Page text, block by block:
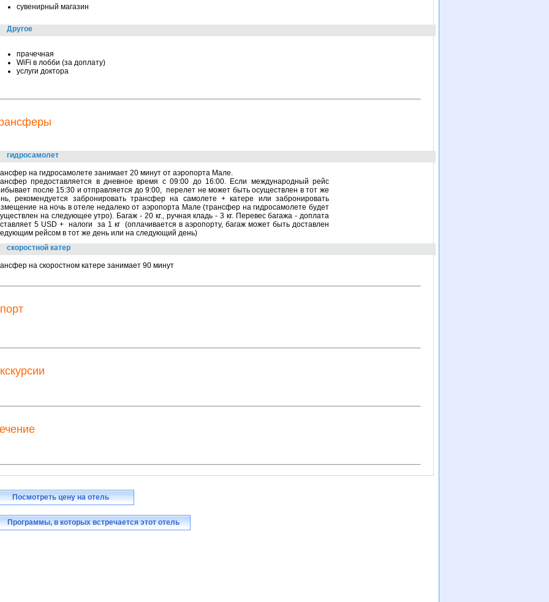
сувенирный магазин
Другое
прачечная
WiFi в лобби (за доплату)
услуги доктора
гидросамолет
на гидросамолете занимает 20 минут от аэропорта Мале.
предоставляется в дневное время с 09:00 до 16:00. Если международный рейс
после 15:30 и отправляется до 9:00, перелет не может быть осуществлен в тот же
рекомендуется забронировать трансфер на самолете + катере или забронировать
на ночь в отеле недалеко от аэропорта Мале (трансфер на гидросамолете будет
на следующее утро). Багаж - 20 кг., ручная кладь - 3 кг. Перевес багажа - доплата
5 USD + налоги
за 1 кг (оплачивается в аэропорту, багаж может быть доставлен
рейсом в тот же день или на следующий день)
скоростной катер
на скоростном катере занимает 90 минут
Посмотреть цену на отель
Программы, в которых встречается этот отель